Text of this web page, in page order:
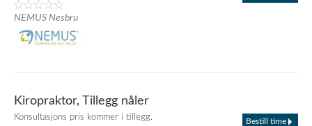
NEMUS Nesbru
Kiropraktor, Tillegg nåler
Konsultasjons pris kommer i tillegg. Bestill time